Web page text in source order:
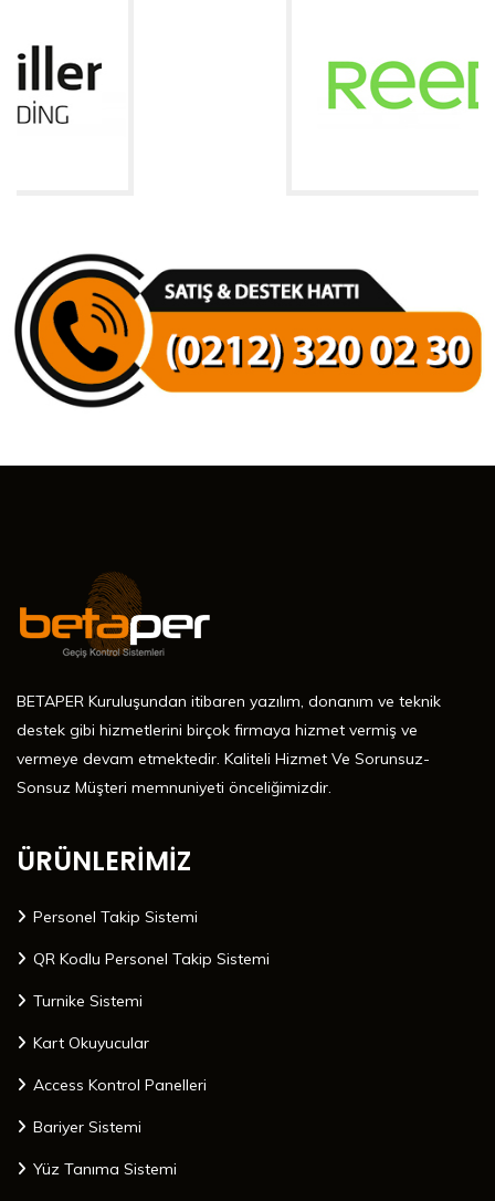
BETAPER Kuruluşundan itibaren yazılım, donanım ve teknik
destek gibi hizmetlerini birçok firmaya hizmet vermiş ve
vermeye devam etmektedir. Kaliteli Hizmet Ve Sorunsuz-
Sonsuz Müşteri memnuniyeti önceliğimizdir.
ÜRÜNLERİMİZ
Personel Takip Sistemi
QR Kodlu Personel Takip Sistemi
Turnike Sistemi
Kart Okuyucular
Access Kontrol Panelleri
Bariyer Sistemi
Yüz Tanıma Sistemi